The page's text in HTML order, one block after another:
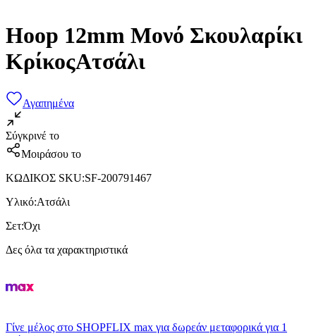
Hoop 12mm Μονό Σκουλαρίκι
ΚρίκοςΑτσάλι
Αγαπημένα
Σύγκρινέ το
Μοιράσου το
ΚΩΔΙΚΟΣ SKU:SF-200791467
Υλικό:Ατσάλι
Σετ:Όχι
Δες όλα τα χαρακτηριστικά
Γίνε μέλος στο SHOPFLIX max για δωρεάν μεταφορικά για 1